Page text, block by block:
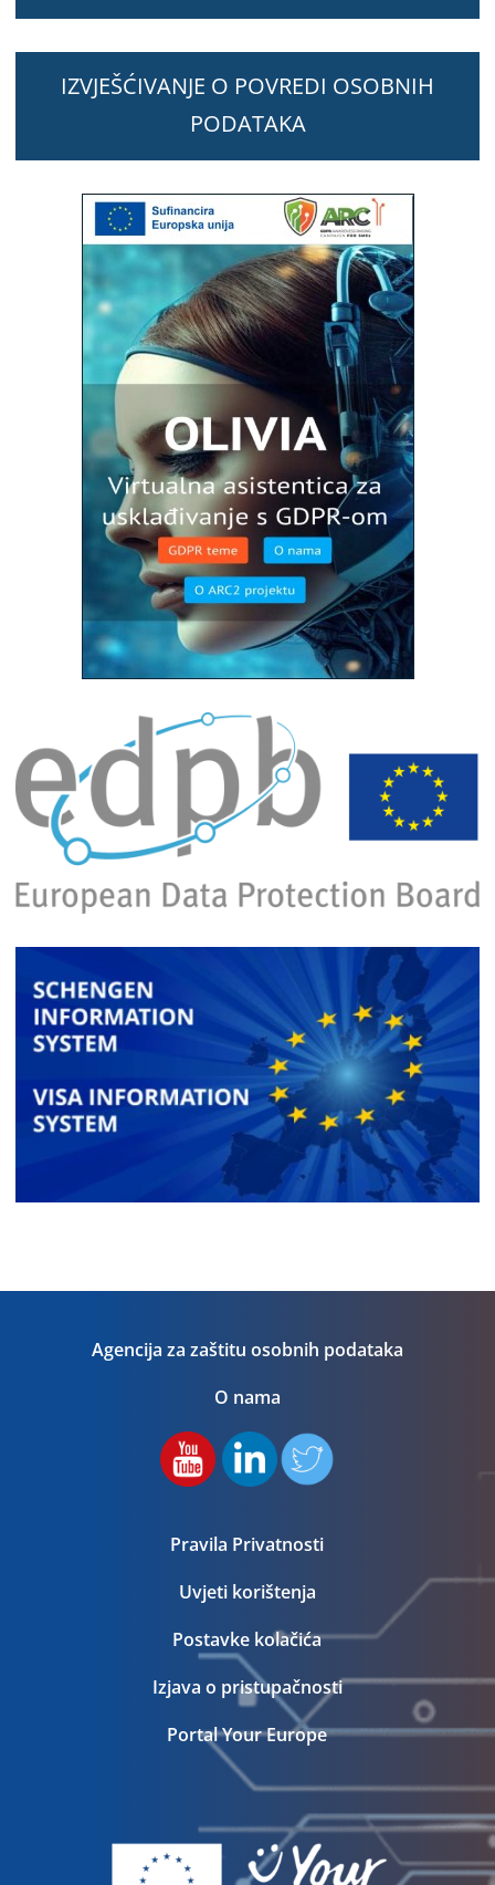
IZVJEŠĆIVANJE O POVREDI OSOBNIH
PODATAKA
Agencija za zaštitu osobnih podataka
O nama
Pravila Privatnosti
Uvjeti korištenja
Postavke kolačića
Izjava o pristupačnosti
Portal Your Europe